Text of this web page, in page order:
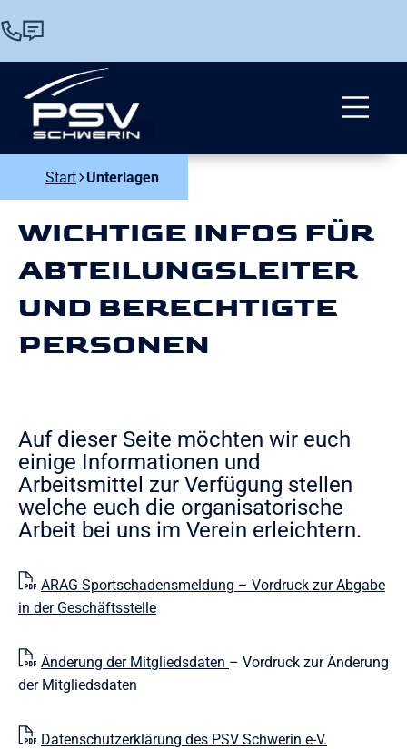
Start Unterlagen
WICHTIGE INFOS FÜR
ABTEILUNGSLEITER
UND BERECHTIGTE
PERSONEN
Auf dieser Seite möchten wir euch
einige Informationen und
Arbeitsmittel zur Verfügung stellen
welche euch die organisatorische
Arbeit bei uns im Verein erleichtern.
ARAG Sportschadensmeldung – Vordruck zur Abgabe
in der Geschäftsstelle
Änderung der Mitgliedsdaten – Vordruck zur Änderung
der Mitgliedsdaten
Datenschutzerklärung des PSV Schwerin e-V.